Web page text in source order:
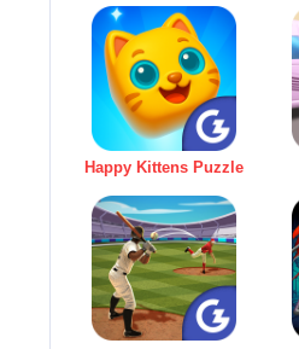
Happy Kittens Puzzle